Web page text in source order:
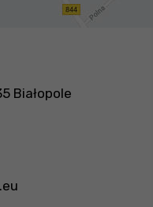
Białopole